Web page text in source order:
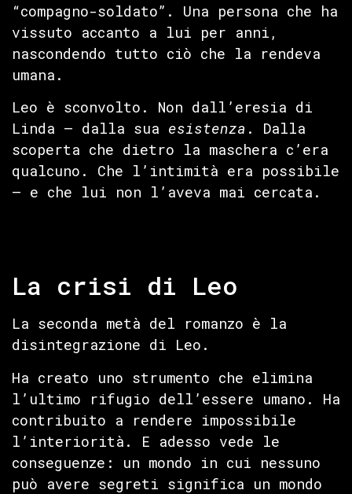
“compagno-soldato”. Una persona che ha
vissuto accanto a lui per anni,
nascondendo tutto ciò che la rendeva
umana.
Leo è sconvolto. Non dall’eresia di
Linda — dalla sua esistenza . Dalla
scoperta che dietro la maschera c’era
qualcuno. Che l’intimità era possibile
— e che lui non l’aveva mai cercata.
La crisi di Leo
La seconda metà del romanzo è la
disintegrazione di Leo.
Ha creato uno strumento che elimina
l’ultimo rifugio dell’essere umano. Ha
contribuito a rendere impossibile
l’interiorità. E adesso vede le
conseguenze: un mondo in cui nessuno
può avere segreti significa un mondo